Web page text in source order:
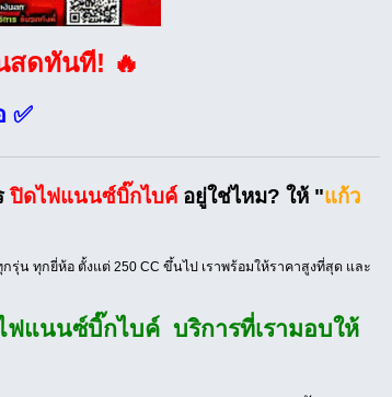
สดทันที! 🔥
✅
ปิดไฟแนนซ์บิ๊กไบค์อยู่ใช่ไหม? ให้ "แก้ว
รุ่น ทุกยี่ห้อ ตั้งแต่ 250 CC ขึ้นไป เราพร้อมให้ราคาสูงที่สุด และ
ฟแนนซ์บิ๊กไบค์ บริการที่เรามอบให้